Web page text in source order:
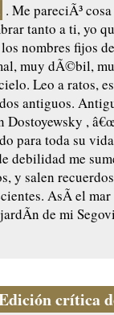
. Me pareciÃ³
tanto a ti, yo
nombres fijos
muy dÃ©bil,
Leo a ratos,
antiguos.
Dostoyewsky ,
para toda su vida
debilidad me
y salen
AsÃ­ el mar
de mi
crítica